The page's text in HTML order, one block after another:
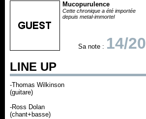
Mucopurulence
Cette chronique a été importée
depuis metal-immortel
Sa note : 14/20
LINE UP
-Thomas Wilkinson
(guitare)
-Ross Dolan
(chant+basse)